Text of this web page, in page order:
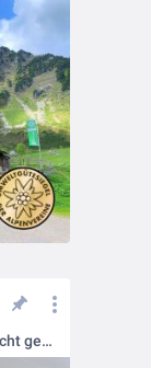
smartblock battery - Installation leicht gemacht!